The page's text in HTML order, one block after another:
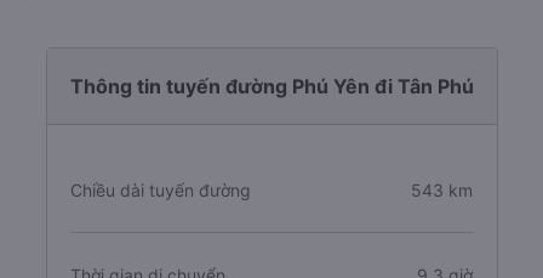
Thông tin tuyến đường Phú Yên đi Tân Phú
Chiều dài tuyến đường 543 km